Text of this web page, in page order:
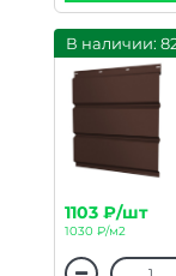
В наличии:
1103 ₽/шт
1030 ₽/м2